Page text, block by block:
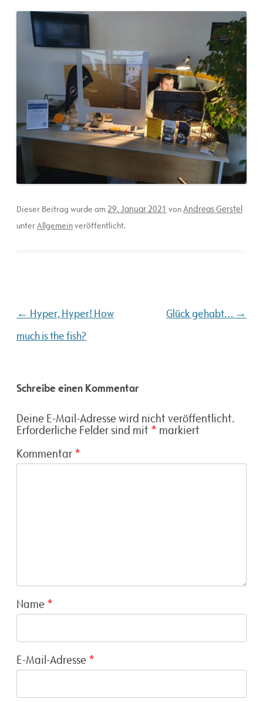
Dieser Beitrag wurde am29. Januar 2021 vonAndreas Gerstel
unterAllgemeinveröffentlicht.
Beitragsnavigation
← Hyper, Hyper! How
much is the fish?
Glück gehabt… →
Schreibe einen Kommentar
Deine E-Mail-Adresse wird nicht veröffentlicht.
Erforderliche Felder sind mit * markiert
Kommentar *
Name *
E-Mail-Adresse *